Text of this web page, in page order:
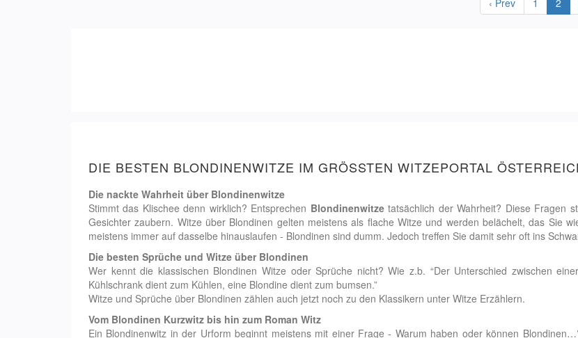
‹ Prev 1 2
DIE BESTEN BLONDINENWITZE IM GRÖSSTEN WITZEPORTAL
Die nackte Wahrheit über Blondinenwitze
Stimmt das Klischee denn wirklich? Entsprechen Blondinenwitzetatsächlich der Wahrheit? Diese Fragen
Gesichter zaubern. Witze über Blondinen gelten meistens als flache Witze und werden belächelt, das Sie
meistens immer auf dasselbe hinauslaufen - Blondinen sind dumm. Jedoch treffen Sie damit sehr oft ins
Die besten Sprüche und Witze über Blondinen
Wer kennt die klassischen Blondinen Witze oder Sprüche nicht? Wie z.b. “Der Unterschied zwischen
Kühlschrank dient zum Kühlen, eine Blondine dient zum bumsen.”
Witze und Sprüche über Blondinen zählen auch jetzt noch zu den Klassikern unter Witze Erzählern.
Vom Blondinen Kurzwitz bis hin zum Roman Witz
Ein Blondinenwitz in der Urform beginnt meistens mit einer Frage - Warum haben oder können